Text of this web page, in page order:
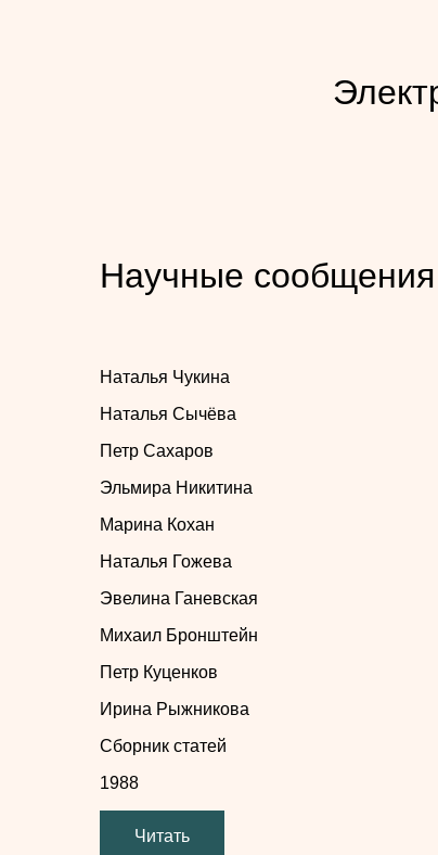
Научные
Наталья Чукина
Наталья Сычёва
Петр Сахаров
Эльмира Никитина
Марина Кохан
Наталья Гожева
Эвелина Ганевская
Михаил Бронштейн
Петр Куценков
Ирина Рыжникова
Сборник статей
1988
Читать